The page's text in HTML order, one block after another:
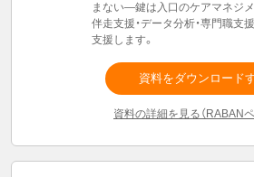
まない―鍵は入口のケアマネジメ
伴走支援・データ分析・専門職支
支援します。
資料をダウンロード
資料の詳細を見る（RABANペ